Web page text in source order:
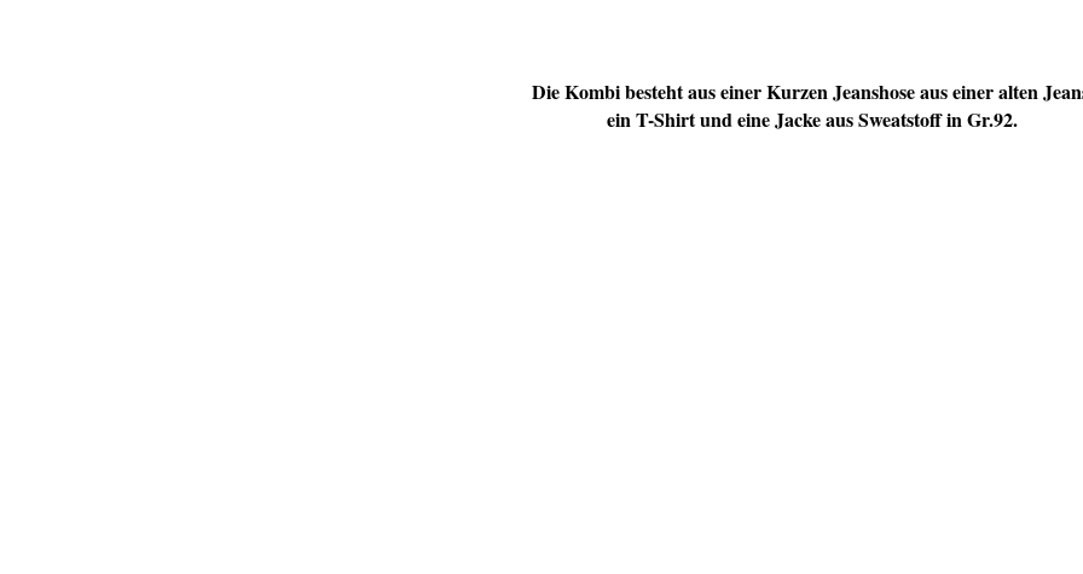
Die Kombi besteht aus einer Kurzen Jeanshose aus einer alten
ein T-Shirt und eine Jacke aus Sweatstoff in Gr.92.